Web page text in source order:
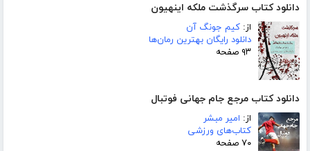
دانلود کتاب سرگذشت ملکه اینهیون
از: کیم جونگ آن
دانلود رایگان بهترین رمان‌ها
۹۳ صفحه
دانلود کتاب مرجع جام جهانی فوتبال
از: امیر مبشر
کتاب‌های ورزشی
۷۰ صفحه